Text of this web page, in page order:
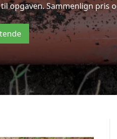
Sammenlign pris